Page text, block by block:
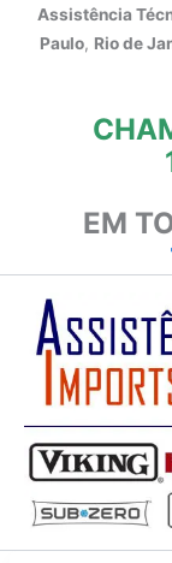
Assistência
Paulo, Rio de
EM